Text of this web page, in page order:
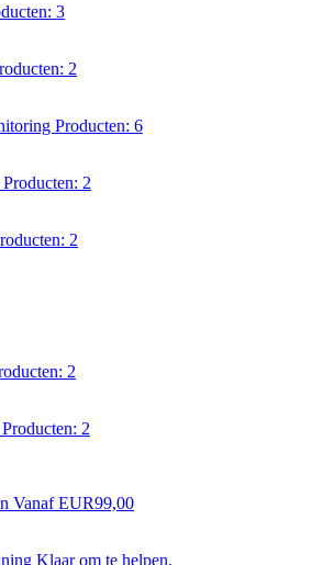
3
2
Producten: 6
Producten: 2
2
2
Producten: 2
Vanaf EUR99,00
Klaar om te helpen.